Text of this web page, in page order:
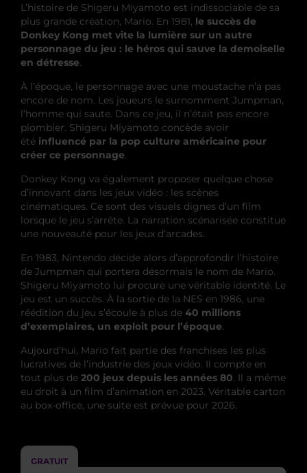
L’histoire de Shigeru Miyamoto est indissociable de sa
plus grande création, Mario. En 1981, le succès de
Donkey Kong met vite la lumière sur un autre
personnage du jeu : le héros qui sauve la demoiselle
en détresse.
À l’époque, le personnage avec une moustache n’a pas
encore de nom. Les joueurs le surnomment Jumpman,
l’homme qui saute. Dans ce jeu, il n’était pas encore
plombier. Shigeru Miyamoto concède avoir
été influencé par la pop culture américaine pour
créer ce personnage.
Donkey Kong va également proposer quelque chose
d’innovant dans les jeux vidéo : les scènes
cinématiques. Ce sont des visuels dignes d’un film
lorsque le jeu s’arrête. La narration scénarisée constitue
une nouveauté pour les jeux d’arcades.
En 1983, Nintendo décide alors d’approfondir l’histoire
de Jumpman qui portera désormais le nom de Mario.
Shigeru Miyamoto lui procure une véritable identité. Le
jeu est un succès. À la sortie de la NES en 1986, une
réédition du jeu s’écoule à plus de 40 millions
d’exemplaires, un exploit pour l’époque.
Aujourd’hui, Mario fait partie des franchises les plus
lucratives de l’industrie des jeux vidéo. Il compte en
tout plus de 200 jeux depuis les années 80. Il a même
eu droit à un film d’animation en 2023. Véritable carton
au box-office, une suite est prévue pour 2026.
GRATUIT